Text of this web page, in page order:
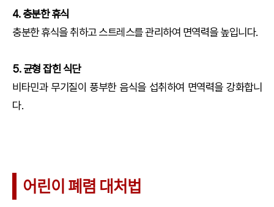
4. 충분한 휴식
충분한 휴식을 취하고 스트레스를 관리하여 면역력을 높입니다.
5. 균형 잡힌 식단
비타민과 무기질이 풍부한 음식을 섭취하여 면역력을 강화합니
다.
어린이 폐렴 대처법